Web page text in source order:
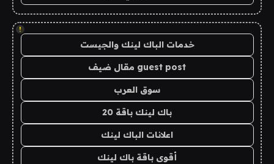
!
خدمات الباك لينك والجيست
guest post مقال ضيف
سوق العرب
باك لينك باقة 20
اعلانات الباك لينك
أقوى باقة باك لينك